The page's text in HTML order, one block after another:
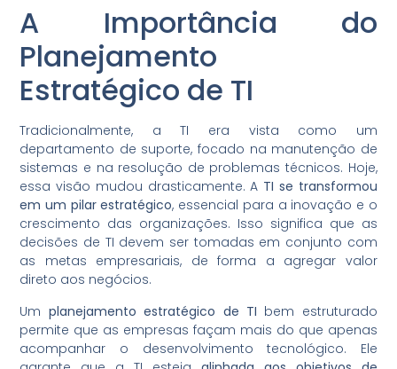
A Importância do
Planejamento
Estratégico de TI
Tradicionalmente, a TI era vista como um
departamento de suporte, focado na manutenção de
sistemas e na resolução de problemas técnicos. Hoje,
essa visão mudou drasticamente. A TI se transformou
em um pilar estratégico, essencial para a inovação e o
crescimento das organizações. Isso significa que as
decisões de TI devem ser tomadas em conjunto com
as metas empresariais, de forma a agregar valor
direto aos negócios.
Um planejamento estratégico de TI bem estruturado
permite que as empresas façam mais do que apenas
acompanhar o desenvolvimento tecnológico. Ele